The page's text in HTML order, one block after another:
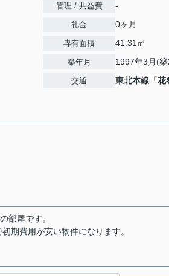
管理 / 共益費 -
礼金 0ヶ月
専有面積 41.31㎡
築年月 1997年3月(
交通 東北本線 「花
部屋です。
期費用が安い物件になります。